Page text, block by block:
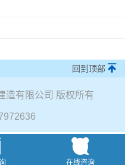
回到顶部
造有限公司 版权所有
在线咨询